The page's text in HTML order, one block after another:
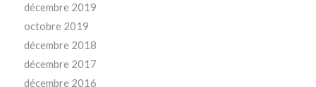
décembre 2019
octobre 2019
décembre 2018
décembre 2017
décembre 2016